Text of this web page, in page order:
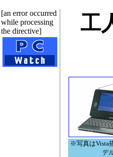
[an error occurred
while processing
the directive]
工
※写真はVista
デ